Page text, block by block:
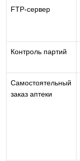
FTP-сервер
Контроль партий
Самостоятельный
заказ аптеки